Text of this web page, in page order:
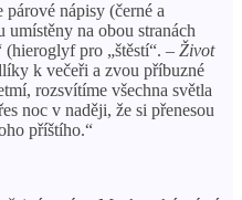
nápisy (černé a
umístěny na obou stranách
(hieroglyf pro „štěstí“. – Život
k večeři a zvou příbuzné
rozsvítíme všechna světla
noc v naději, že si přenesou
příštího.“